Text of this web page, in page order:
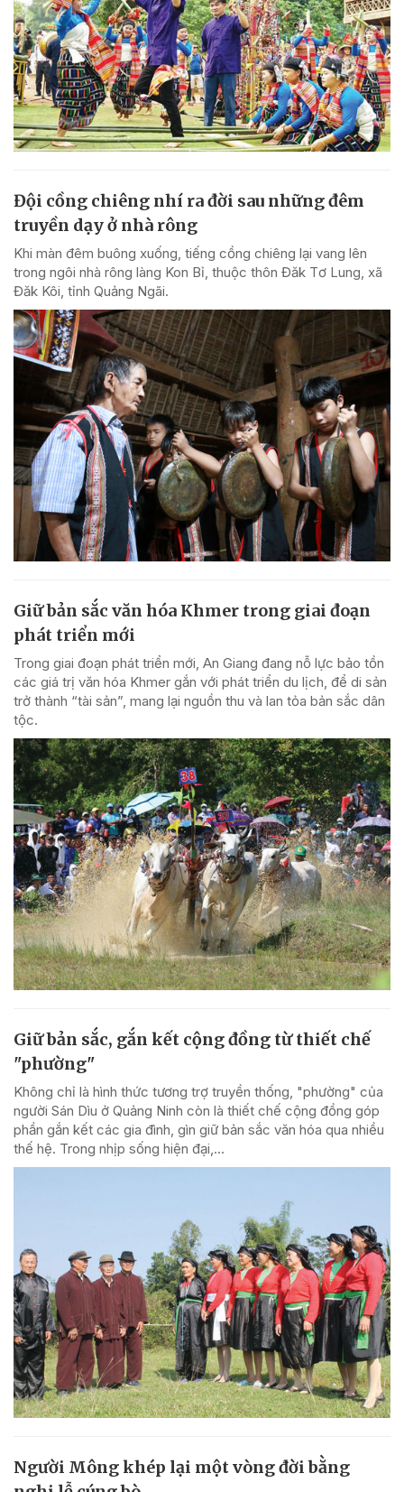
Đội cồng chiêng nhí ra đời sau những đêm
truyền dạy ở nhà rông
Khi màn đêm buông xuống, tiếng cồng chiêng lại vang lên
trong ngôi nhà rông làng Kon Bỉ, thuộc thôn Đăk Tơ Lung, xã
Đăk Kôi, tỉnh Quảng Ngãi.
Giữ bản sắc văn hóa Khmer trong giai đoạn
phát triển mới
Trong giai đoạn phát triển mới, An Giang đang nỗ lực bảo tồn
các giá trị văn hóa Khmer gắn với phát triển du lịch, để di sản
trở thành “tài sản”, mang lại nguồn thu và lan tỏa bản sắc dân
tộc.
Giữ bản sắc, gắn kết cộng đồng từ thiết chế
"phường"
Không chỉ là hình thức tương trợ truyền thống, "phường" của
người Sán Dìu ở Quảng Ninh còn là thiết chế cộng đồng góp
phần gắn kết các gia đình, gìn giữ bản sắc văn hóa qua nhiều
thế hệ. Trong nhịp sống hiện đại,...
Người Mông khép lại một vòng đời bằng